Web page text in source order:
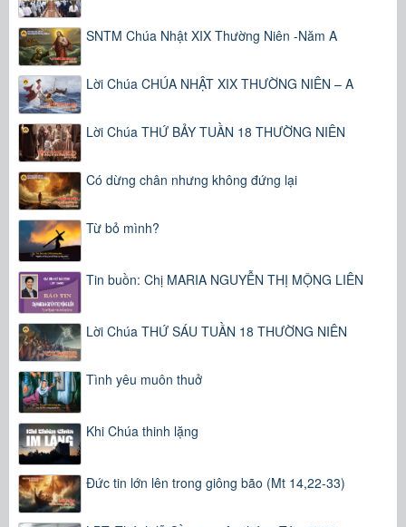
SNTM Chúa Nhật XIX Thường Niên -Năm A
Lời Chúa CHÚA NHẬT XIX THƯỜNG NIÊN – A
Lời Chúa THỨ BẢY TUẦN 18 THƯỜNG NIÊN
Có dừng chân nhưng không đứng lại
Từ bỏ mình?
Tin buồn: Chị MARIA NGUYỄN THỊ MỘNG LIÊN
Lời Chúa THỨ SÁU TUẦN 18 THƯỜNG NIÊN
Tình yêu muôn thuở
Khi Chúa thinh lặng
Đức tin lớn lên trong giông bão (Mt 14,22-33)